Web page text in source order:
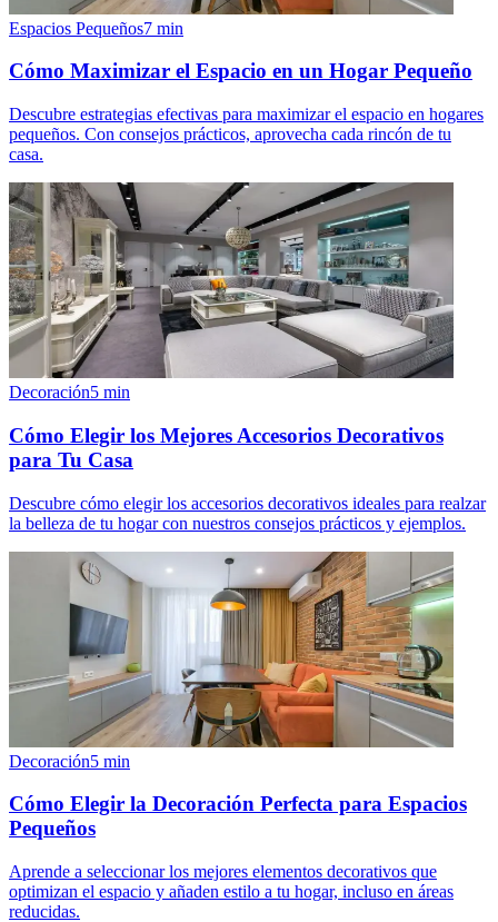
Espacios Pequeños7 min
Cómo Maximizar el Espacio en un Hogar Pequeño
Descubre estrategias efectivas para maximizar el espacio en hogares
pequeños. Con consejos prácticos, aprovecha cada rincón de tu
casa.
Decoración5 min
Cómo Elegir los Mejores Accesorios Decorativos
para Tu Casa
Descubre cómo elegir los accesorios decorativos ideales para realzar
la belleza de tu hogar con nuestros consejos prácticos y ejemplos.
Decoración5 min
Cómo Elegir la Decoración Perfecta para Espacios
Pequeños
Aprende a seleccionar los mejores elementos decorativos que
optimizan el espacio y añaden estilo a tu hogar, incluso en áreas
reducidas.